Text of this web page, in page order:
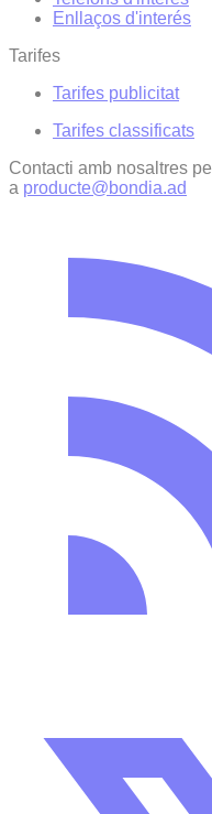
Enllaços d'interés
Tarifes
Tarifes publicitat
Tarifes classificats
Contacti amb nosaltres
a producte@bondia.ad